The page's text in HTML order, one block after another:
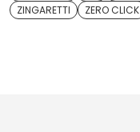
ZINGARETTI
ZERO CLICK